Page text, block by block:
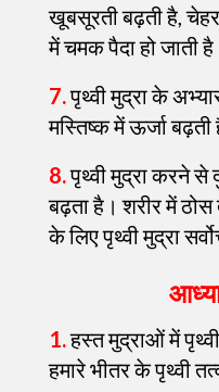
खूबसूरती बढ़ती है,
में चमक पैदा हो जाती
7.पृथ्वी मुद्रा के
मस्तिष्क में ऊर्जा बढ़ती
8.पृथ्वी मुद्रा करने
बढ़ता है। शरीर में
के लिए पृथ्वी मुद्रा
1.हस्त मुद्राओं में
हमारे भीतर के पृथ्वी